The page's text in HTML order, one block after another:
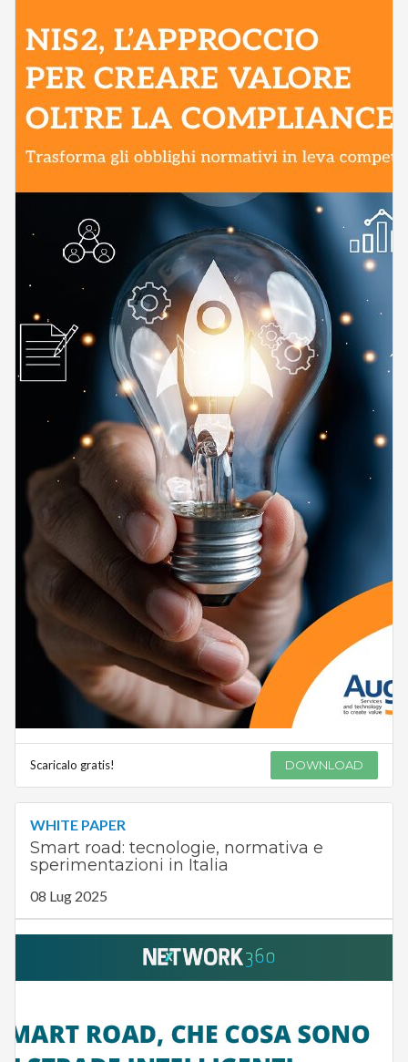
Scaricalo gratis! DOWNLOAD
WHITE PAPER
Smart road: tecnologie, normativa e
sperimentazioni in Italia
08 Lug 2025